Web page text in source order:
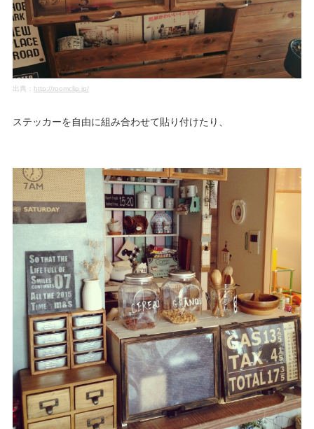
出典： http://roomclip.jp/
ステッカーを自由に組み合わせて貼り付けたり、